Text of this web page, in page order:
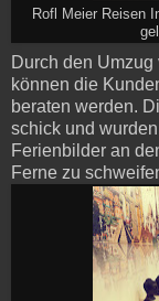
Rofl Meier Reisen
Durch den
können die
beraten werden.
schick und
Ferienbilder an
Ferne zu